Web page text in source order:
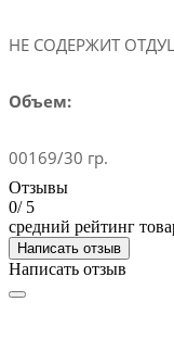
НЕ СОДЕРЖИТ
Объем:
00169/30 гр.
Отзывы
0/ 5
средний рейтинг
Написать отзыв
Написать отзыв